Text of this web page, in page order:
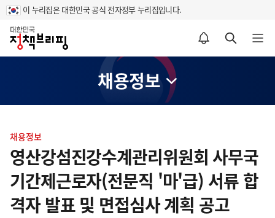
이 누리집은 대한민국 공식 전자정부 누리집입니다.
홈
알림설정 바로가기 검색 바로가기 메뉴 열기
채용정보
텐
츠
역
채용정보
영산강섬진강수계관리위원회 사무국
기간제근로자(전문직 '마'급) 서류 합
격자 발표 및 면접심사 계획 공고